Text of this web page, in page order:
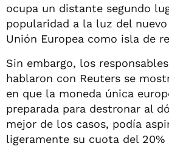
ocupa un distante segundo
popularidad a la luz del
Unión Europea como isla de
Sin embargo, los
hablaron con Reuters se
en que la moneda única
preparada para destronar al
mejor de los casos, podía
ligeramente su cuota del 20%